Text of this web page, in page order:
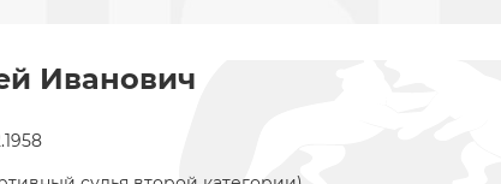
Иванович